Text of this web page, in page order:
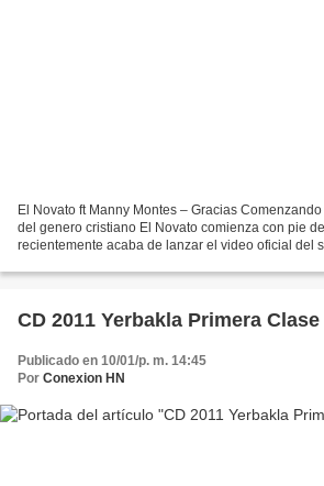
El Novato ft Manny Montes – Gracias
del genero cristiano El Novato comienza con pie
recientemente acaba de lanzar el video oficial del
CD 2011 Yerbakla Primera Clase
Publicado en 10/01/p. m. 14:45
Por Conexion HN